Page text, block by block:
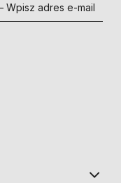
Wpisz adres e-mail